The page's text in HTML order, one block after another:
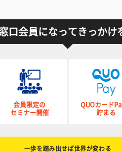
口会員になってきっかけ
会員限定の
セミナー開催
QUOカード
貯まる
一歩を踏み出せば世界が変わる